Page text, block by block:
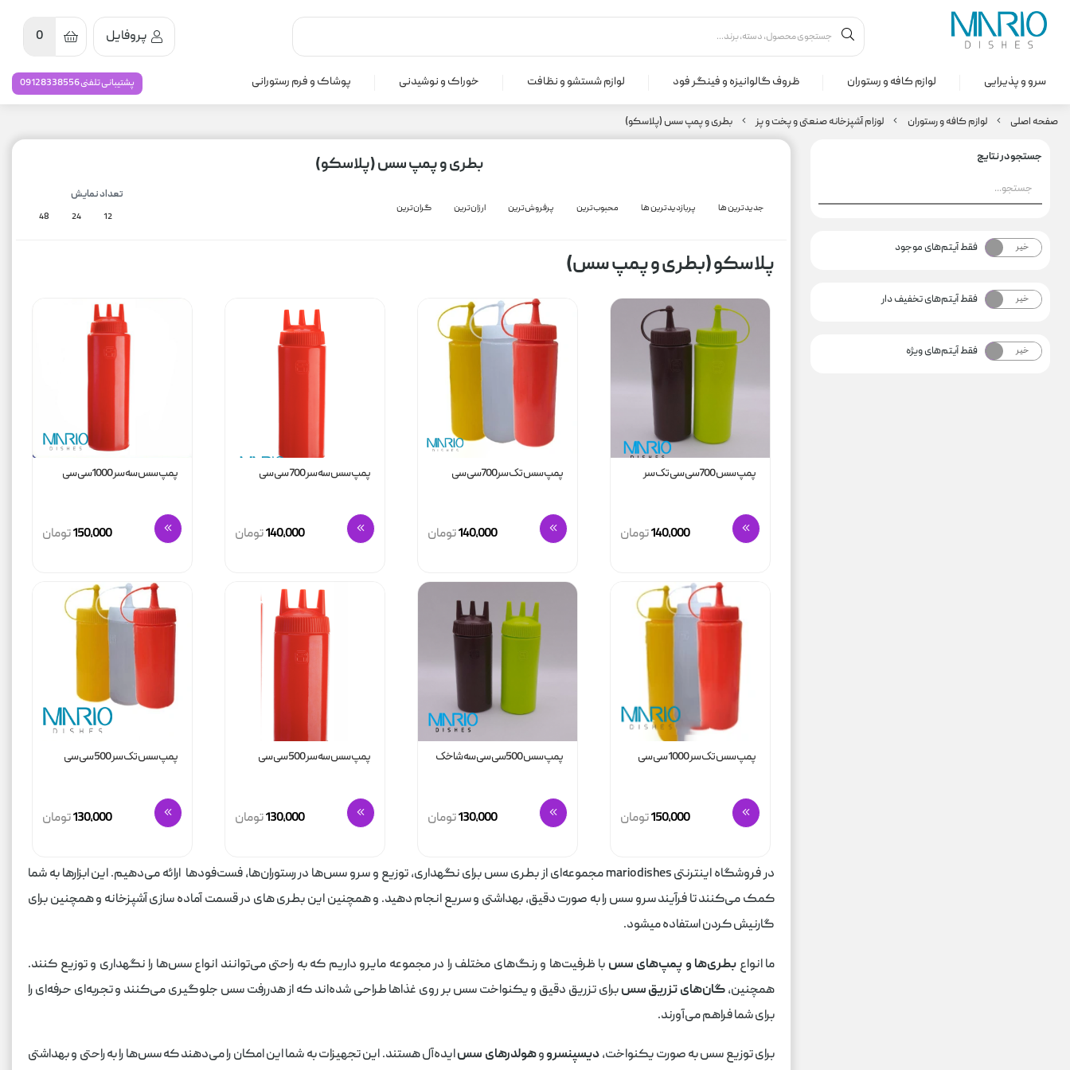
پروفایل 0
سرو و پذیرایی لوازم کافه و رستوران ظروف گالوانیزه و فینگر فود لوازم شستشو و نظافت خوراک و نوشیدنی پوشاک و فرم رستورانی پشتیبانی تلفنی 09128338556
صفحه اصلی لوازم کافه و رستوران لوزام آشپزخانه صنعتی و پخت و پز بطری و پمپ سس (پلاسکو)
جستجو در نتایج
بله خیر فقط آیتم‌های موجود
بله خیر فقط آیتم‌های تخفیف دار
بله خیر فقط آیتم‌های ویژه
بطری و پمپ سس (پلاسکو)
جدیدترین ها پربازدیدترین ها محبوب‌‌ترین پرفروش‌ترین ارزان‌ترین گران‌ترین
تعداد نمایش
12
24
48
پلاسکو (بطری و پمپ سس)
پمپ سس 700سی سی تک سر
140,000تومان
پمپ سس تک سر700سی سی
140,000تومان
پمپ سس سه سر 700 سی سی
140,000تومان
پمپ سس سه سر 1000سی سی
150,000تومان
پمپ سس تک سر 1000 سی سی
150,000تومان
پمپ سس 500سی سی سه شاخک
130,000تومان
پمپ سس سه سر 500 سی سی
130,000تومان
پمپ سس تک سر 500 سی سی
130,000تومان
در فروشگاه اینترنتی mariodishes مجموعه‌ای از بطری سس برای نگهداری، توزیع و سرو سس‌ها در رستوران‌ها، فست‌فودها ارائه می‌دهیم. این ابزارها به شما
کمک می‌کنند تا فرآیند سرو سس را به صورت دقیق، بهداشتی و سریع انجام دهید. و همچنین این بطری های در قسمت آماده سازی آشپزخانه و همچنین برای
گارنیش کردن استفاده میشود.
ما انواع بطری‌ها و پمپ‌های سس با ظرفیت‌ها و رنگ‌های مختلف را در مجموعه مایرو داریم که به راحتی می‌توانند انواع سس‌ها را نگهداری و توزیع کنند.
همچنین،گان‌های تزریق سسبرای تزریق دقیق و یکنواخت سس بر روی غذاها طراحی شده‌اند که از هدررفت سس جلوگیری می‌کنند و تجربه‌ای حرفه‌ای را
برای شما فراهم می‌آورند.
برای توزیع سس به صورت یکنواخت،دیسپنسرووهولدرهای سسایده‌آل هستند. این تجهیزات به شما این امکان را می‌دهند که سس‌ها را به راحتی و بهداشتی